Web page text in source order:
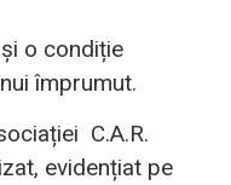
o condiție
împrumut.
C.A.R.
evidențiat pe